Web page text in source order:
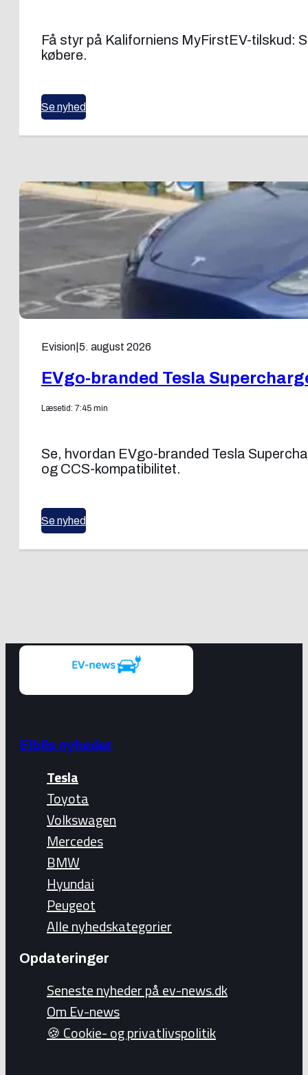
Få styr på Kaliforniens MyFirstEV-tilskud:
købere.
Se nyhed
Evision 5. august 2026
EVgo-branded Tesla
Læsetid: 7:45 min
Se, hvordan EVgo-branded Tesla
og CCS-kompatibilitet.
Se nyhed
Elbils nyheder
Tesla
Toyota
Volkswagen
Mercedes
BMW
Hyundai
Peugeot
Alle nyhedskategorier
Opdateringer
Seneste nyheder på ev-news.dk
Om Ev-news
🍪 Cookie- og privatlivspolitik